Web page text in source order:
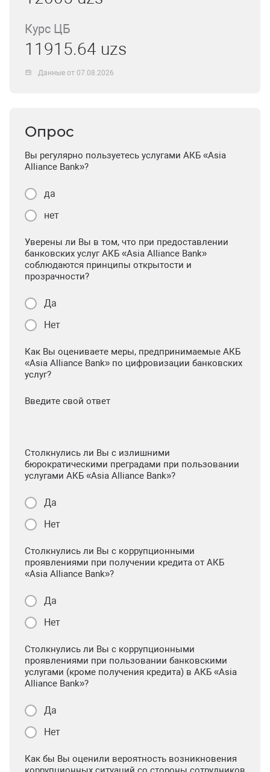
Курс ЦБ
11915.64 uzs
Данные от 07.08.2026
Опрос
Вы регулярно пользуетесь услугами АКБ «Asia
Alliance Bank»?
да
нет
Уверены ли Вы в том, что при предоставлении
банковских услуг АКБ «Asia Alliance Bank»
соблюдаются принципы открытости и
прозрачности?
Да
Нет
Как Вы оцениваете меры, предпринимаемые АКБ
«Asia Alliance Bank» по цифровизации банковских
услуг?
Введите свой ответ
Столкнулись ли Вы с излишними
бюрократическими преградами при пользовании
услугами АКБ «Asia Alliance Bank»?
Да
Нет
Столкнулись ли Вы с коррупционными
проявлениями при получении кредита от АКБ
«Asia Alliance Bank»?
Да
Нет
Столкнулись ли Вы с коррупционными
проявлениями при пользовании банковскими
услугами (кроме получения кредита) в АКБ «Asia
Alliance Bank»?
Да
Нет
Как бы Вы оценили вероятность возникновения